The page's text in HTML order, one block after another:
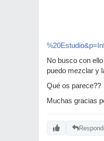
No busco con
puedo mezclar y
Qué os parece??
Muchas gracias